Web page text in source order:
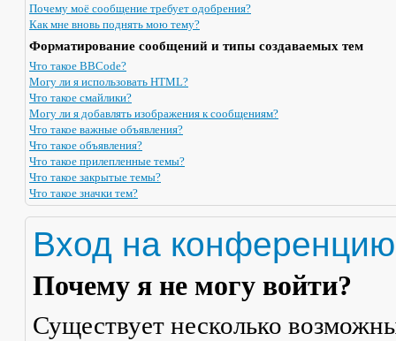
Почему моё сообщение требует одобрения?
Как мне вновь поднять мою тему?
Форматирование сообщений и типы создаваемых тем
Что такое BBCode?
Могу ли я использовать HTML?
Что такое смайлики?
Могу ли я добавлять изображения к сообщениям?
Что такое важные объявления?
Что такое объявления?
Что такое прилепленные темы?
Что такое закрытые темы?
Что такое значки тем?
Вход на
Почему я не могу войти?
Существует несколько